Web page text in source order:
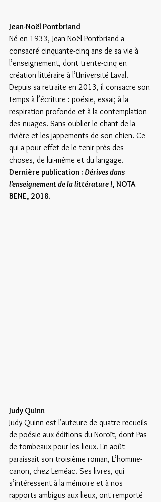
Jean-Noël Pontbriand
Né en 1933, Jean-Noël Pontbriand a
consacré cinquante-cinq ans de sa vie à
l’enseignement, dont trente-cinq en
création littéraire à l’Université Laval.
Depuis sa retraite en 2013, il consacre son
temps à l’écriture : poésie, essai; à la
respiration profonde et à la contemplation
des nuages. Sans oublier le chant de la
rivière et les jappements de son chien. Ce
qui a pour effet de le tenir près des
choses, de lui-même et du langage.
Dernière publication : Dérives dans
l'enseignement de la littérature !, NOTA
BENE, 2018.
Judy Quinn
Judy Quinn est l’auteure de quatre recueils
de poésie aux éditions du Noroît, dont Pas
de tombeaux pour les lieux. En août
paraissait son troisième roman, L’homme-
canon, chez Leméac. Ses livres, qui
s’intéressent à la mémoire et à nos
rapports ambigus aux lieux, ont remporté